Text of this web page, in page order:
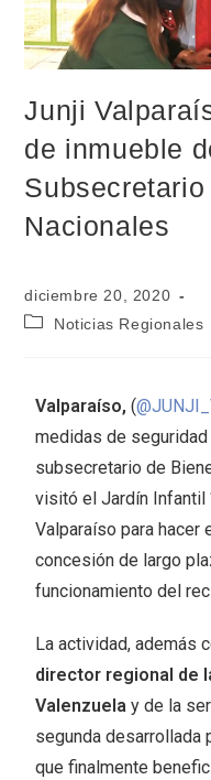
Junji
de inmueble
Nacionales
diciembre 20, 2020
Noticias Regionales
Valparaíso, (
medidas de
subsecretario de
visitó el Jardín Infantil
Valparaíso para hacer
concesión de largo
funcionamiento del
La actividad, además
director regional de
Valenzuela y de la
segunda desarrollada
que finalmente